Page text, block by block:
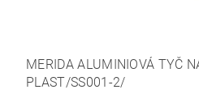
MERIDA ALUMINIOVÁ TYČ
PLAST/SS001-2/